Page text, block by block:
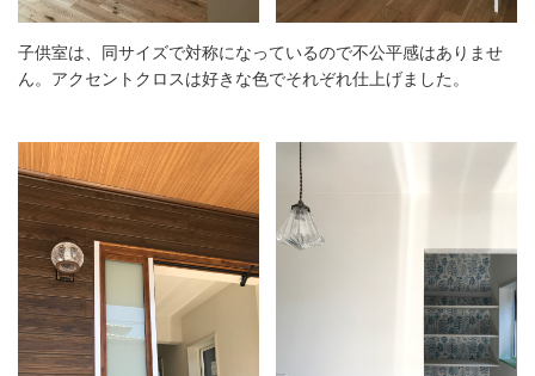
子供室は、同サイズで対称になっているので不公平感はありませ
ん。アクセントクロスは好きな色でそれぞれ仕上げました。